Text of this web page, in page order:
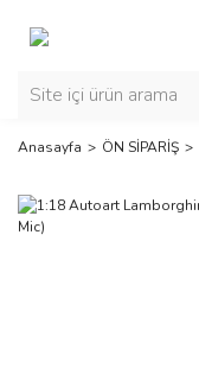
Anasayfa ÖN SİPARİŞ